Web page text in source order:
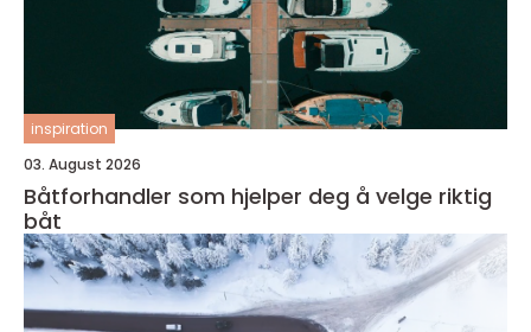
inspiration
03. August 2026
Båtforhandler som hjelper deg å velge riktig
båt